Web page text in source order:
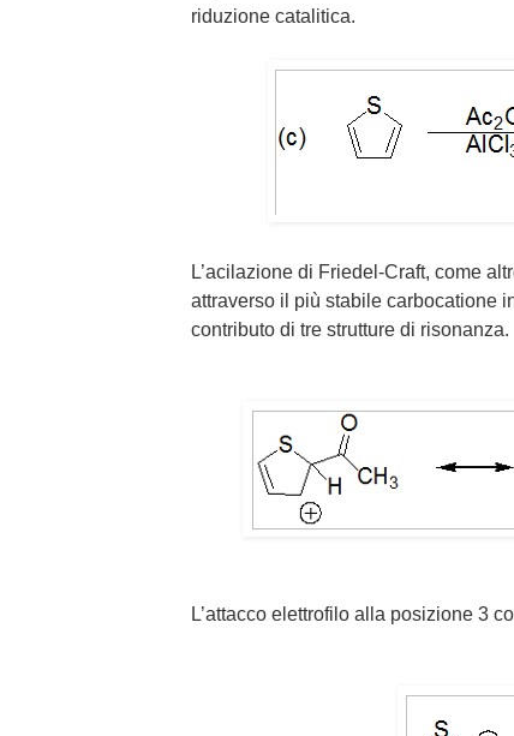
riduzione catalitica.
L’acilazione di Friedel-Craft, come
attraverso il più stabile carbocatione
contributo di tre strutture di risonanza.
L’attacco elettrofilo alla posizione 3